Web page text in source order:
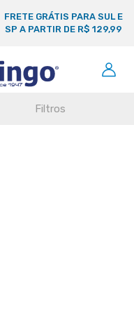
FRETE GRÁTIS PARA SUL E
SP A PARTIR DE R$ 129,99
Filtros